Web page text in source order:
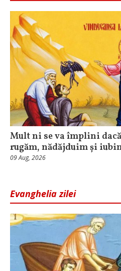
Mult ni se va împlini
rugăm, nădăjduim și
09 Aug, 2026
Evanghelia zilei